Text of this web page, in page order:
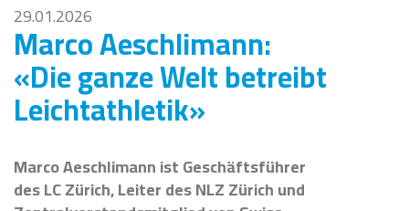
29.01.2026
Marco Aeschlimann:
«Die ganze Welt betreibt
Leichtathletik»
Marco Aeschlimann ist Geschäftsführer
des LC Zürich, Leiter des NLZ Zürich und